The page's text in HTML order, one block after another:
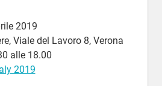
2019
Viale del Lavoro 8, Verona
alle 18.00
2019